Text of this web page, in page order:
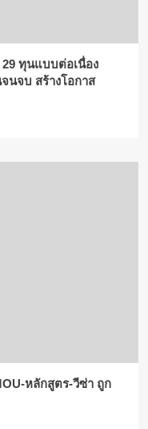
ทุนแบบต่อเนื่อง
นจบ สร้างโอกาส
หลักสูตร-วีซ่า ถูก